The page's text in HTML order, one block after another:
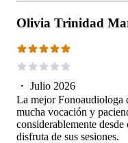
Olivia Trinidad
・ Julio 2026
La mejor Fonoaudiologa
mucha vocación y
considerablemente
disfruta de sus sesiones.